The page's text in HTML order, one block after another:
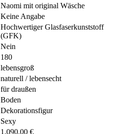
Naomi mit original Wäsche
Keine Angabe
Hochwertiger Glasfaserkunststoff
(GFK)
Nein
180
lebensgroß
naturell / lebensecht
für draußen
Boden
Dekorationsfigur
Sexy
1.090,00 €